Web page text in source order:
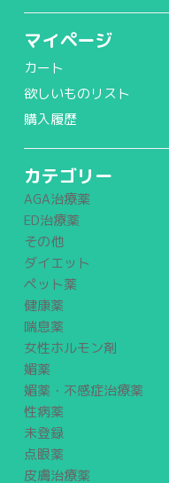
マイページ
カート
欲しいものリスト
購入履歴
カテゴリー
AGA治療薬
ED治療薬
その他
ダイエット
ペット薬
健康薬
喘息薬
女性ホルモン剤
媚薬
媚薬・不感症治療薬
性病薬
未登録
点眼薬
皮膚治療薬